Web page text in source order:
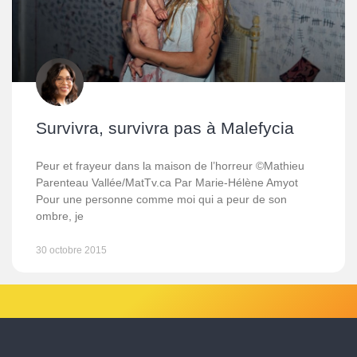
Survivra, survivra pas à Malefycia
Peur et frayeur dans la maison de l’horreur ©Mathieu
Parenteau Vallée/MatTv.ca Par Marie-Hélène Amyot
Pour une personne comme moi qui a peur de son
ombre, je
30 octobre 2015